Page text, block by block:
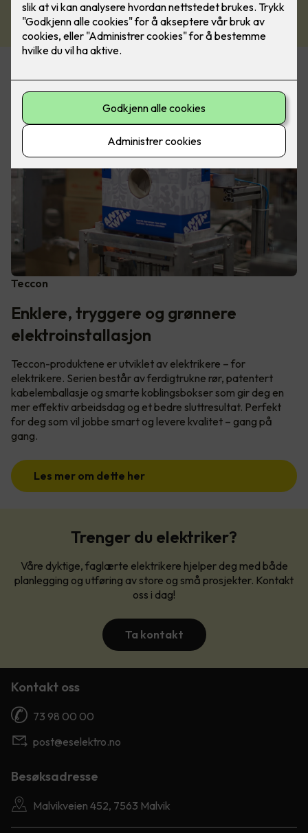
Teccon
Enklere, tryggere og grønnere
elektroinstallasjon
Teccon-produktene er utviklet av elektrikere – for
elektrikere. Serien består av ferdigtrukne rør, patentert
kabelemballasje og smarte koblingsbokser som gir deg en
mer effektiv arbeidsdag og et bedre sluttresultat. Perfekt
for deg som vil jobbe smart og levere kvalitet – gang på
gang.
Les mer om dette her
Trenger du elektriker?
Våre dyktige, faglærte elektrikere hjelper deg med både
planlegging og utføring av store og små prosjekter. Kontakt
oss i dag!
Ta kontakt
Kontakt oss
73 98 00 00
post@eselektro.no
Besøksadresse
Malvikveien 452, 7563 Malvik